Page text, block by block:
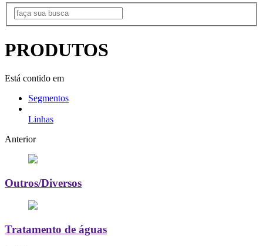
PRODUTOS
Está contido em
Segmentos
Linhas
Anterior
Outros/Diversos
Tratamento de águas